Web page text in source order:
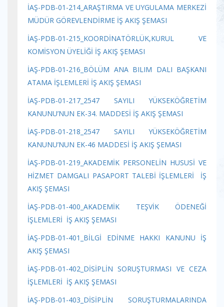
İAŞ-PDB-01-214_ARAŞTIRMA VE UYGULAMA MERKEZİ
MÜDÜR GÖREVLENDİRME İŞ AKIŞ ŞEMASI
İAŞ-PDB-01-215_KOORDİNATÖRLÜK,KURUL VE
KOMİSYON ÜYELİĞİ İŞ AKIŞ ŞEMASI
İAŞ-PDB-01-216_BÖLÜM ANA BILIM DALI BAŞKANI
ATAMA İŞLEMLERİ İŞ AKIŞ ŞEMASI
İAŞ-PDB-01-217_2547 SAYILI YÜKSEKÖĞRETİM
KANUNU’NUN EK-34. MADDESİ İŞ AKIŞ ŞEMASI
İAŞ-PDB-01-218_2547 SAYILI YÜKSEKÖĞRETİM
KANUNU’NUN EK-46 MADDESİ İŞ AKIŞ ŞEMASI
İAŞ-PDB-01-219_AKADEMİK PERSONELİN HUSUSİ VE
HİZMET DAMGALI PASAPORT TALEBİ İŞLEMLERİ İŞ
AKIŞ ŞEMASI
İAŞ-PDB-01-400_AKADEMİK TEŞVİK ÖDENEĞİ
İŞLEMLERİ İŞ AKIŞ ŞEMASI
İAŞ-PDB-01-401_BİLGİ EDİNME HAKKI KANUNU İŞ
AKIŞ ŞEMASI
İAŞ-PDB-01-402_DİSİPLİN SORUŞTURMASI VE CEZA
İŞLEMLERİ İŞ AKIŞ ŞEMASI
İAŞ-PDB-01-403_DİSİPLİN SORUŞTURMALARINDA